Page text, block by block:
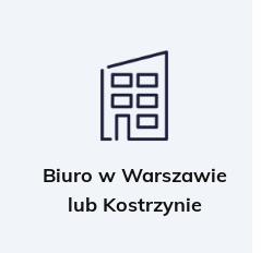
Biuro w Warszawie
lub Kostrzynie